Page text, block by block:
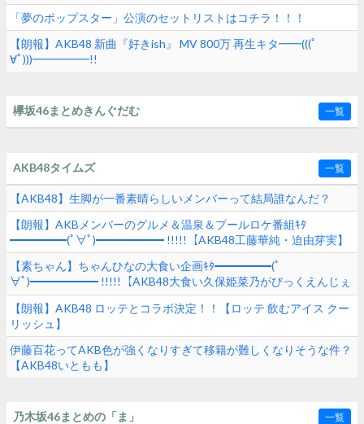
「夢のポップスター」公演のセットリストはコチラ！！！
【朗報】AKB48 新曲『好きish』 MV 800万 再生キタ━━(((ﾟ
∀ﾟ)))━━━━━!!
欅坂46まとめきんぐだむ 一覧
AKB48タイムズ 一覧
【AKB48】生脚が一番素晴らしいメンバーって結局誰なんだ？
【朗報】AKBメンバーのグルメ＆温泉＆プールロケ番組ｷﾀ
━━━━━(ﾟ∀ﾟ)━━━━━━ !!!!!【AKB48工藤華純・迫由芽実】
【素ちゃん】ちゃんひなの大食い企画ｷﾀ━━━━━(ﾟ
∀ﾟ)━━━━━━ !!!!!【AKB48大食い久保姫菜乃がびっくえんじぇ
るの食生活に挑戦！マヨ＆ホイップ地獄でヤバすぎた！？】
【朗報】AKB48 ロッテとコラボ決定！！【ロッテ 飲むアイス クー
リッシュ】
伊藤百花ってAKB色が強くなりすぎて移籍が難しくなりそうな件？
【AKB48いともも】
乃木坂46まとめの「ま」 一覧